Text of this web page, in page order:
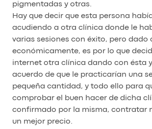
pigmentadas y otras.
Hay que decir que esta persona
acudiendo a otra clínica donde le
varias sesiones con éxito, pero dado
económicamente, es por lo que
internet otra clínica dando con ésta
acuerdo de que le practicarían una
pequeña cantidad, y todo ello para
comprobar el buen hacer de dicha
confirmado por la misma, contratar
un mejor precio.